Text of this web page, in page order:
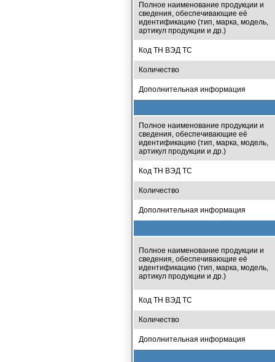
Полное наименование продукции и
сведения, обеспечивающие её
идентификацию (тип, марка, модель,
артикул продукции и др.)
Код ТН ВЭД ТС
Количество
Дополнительная информация
Полное наименование продукции и
сведения, обеспечивающие её
идентификацию (тип, марка, модель,
артикул продукции и др.)
Код ТН ВЭД ТС
Количество
Дополнительная информация
Полное наименование продукции и
сведения, обеспечивающие её
идентификацию (тип, марка, модель,
артикул продукции и др.)
Код ТН ВЭД ТС
Количество
Дополнительная информация